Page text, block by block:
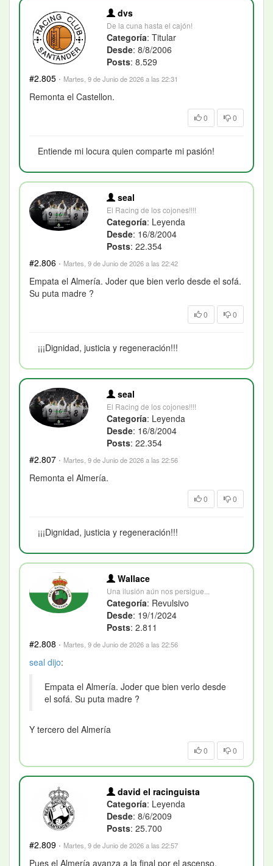
dvs
De la cuna hasta el cajón!
Categoría: Titular
Desde: 8/8/2006
Posts: 8.529
#2.805 · Martes, 9 de Junio de 2026 a las 22:31
Remonta el Castellon.
0 0
Entiende mi locura quien comparte mi pasión!
seal
El Racing de los cojones!!!!
Categoría: Leyenda
Desde: 16/8/2004
Posts: 22.354
#2.806 · Martes, 9 de Junio de 2026 a las 22:42
Empata el Almería. Joder que bien verlo desde el sofá.
Su puta madre ?
0 0
¡¡¡Dignidad, justicia y regeneración!!!
seal
El Racing de los cojones!!!!
Categoría: Leyenda
Desde: 16/8/2004
Posts: 22.354
#2.807 · Martes, 9 de Junio de 2026 a las 22:56
Remonta el Almería.
0 0
¡¡¡Dignidad, justicia y regeneración!!!
Wallace
Una ilusión aún nos persigue...
Categoría: Revulsivo
Desde: 19/1/2024
Posts: 2.811
#2.808 · Martes, 9 de Junio de 2026 a las 22:56
seal dijo:
Empata el Almería. Joder que bien verlo desde
el sofá. Su puta madre ?
Y tercero del Almería
0 0
david el racinguista
Categoría: Leyenda
Desde: 8/6/2009
Posts: 25.700
#2.809 · Martes, 9 de Junio de 2026 a las 22:57
Pues el Almería avanza a la final por el ascenso.